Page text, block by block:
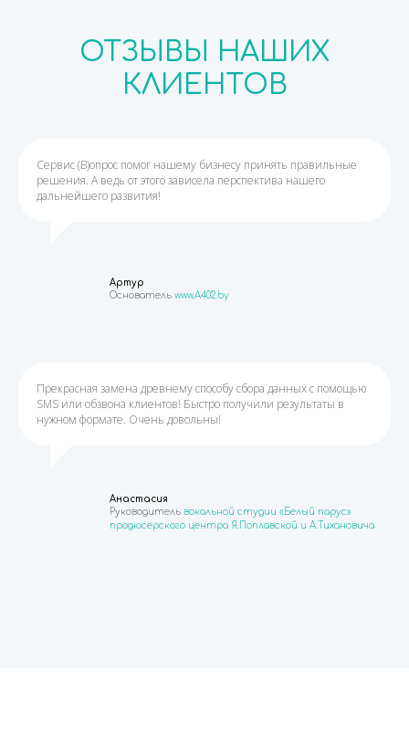
ОТЗЫВЫ НАШИХ
КЛИЕНТОВ
Сервис (В)опрос помог нашему бизнесу принять правильные
решения. А ведь от этого зависела перспектива нашего
дальнейшего развития!
Артур
Основатель www.A402.by
Прекрасная замена древнему способу сбора данных с помощью
SMS или обзвона клиентов! Быстро получили результаты в
нужном формате. Очень довольны!
Анастасия
Руководитель вокальной студии «Белый парус»
продюсерского центра Я.Поплавской и А.Тихановича